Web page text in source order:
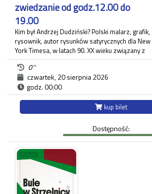
zwiedzanie od godz.12.00 do
19.00
Kim był Andrzej Dudziński? Polski malarz, grafik,
rysownik, autor rysunków satyrycznych dla New
York Timesa, w latach 90. XX wieku związany z
krakowskim "Tygodnikiem Powszechnym", gdzie
zamieszczał regularnie komentarz polityczny. Na
wystawie pt.: "Andrzej Dudziński. Przypadek
artysty niemożliwego" zaprezentowane zostały
różnorodne prace artysty.
Ekspozycja odbywa się w budynku Strzelnicy na
Woli przy ul. Królowej Jadwigi 220 oraz w Willi
Decjusza (parter), gdzie zgromadzone zostały
projekty graficzne, plakaty, okładki i ilustracja
prasowa autora.
Każdy uczestnik zwiedzania jest zobowiązany do
posiadania własnego biletu.
*Ostatnie wejście na zwiedzanie odbywa się
najpóźniej 45 minut przed zamknięciem.
0''
czwartek, 20 sierpnia 2026
godz. 00:00
kup bilet
Dostępność: